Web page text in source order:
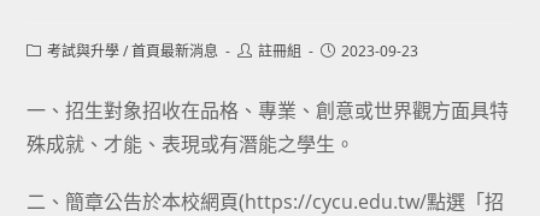
Post考試與升學 / 首頁最新消息
Post註冊組
Post2023-09-23
一、招生對象招收在品格、專業、創意或世界觀方面具特
殊成就、才能、表現或有潛能之學生。
二、簡章公告於本校網頁(https://cycu.edu.tw/點選「招